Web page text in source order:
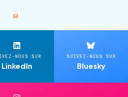
NOUS SUR
LinkedIn
SUIVEZ-NOUS SUR
Bluesky